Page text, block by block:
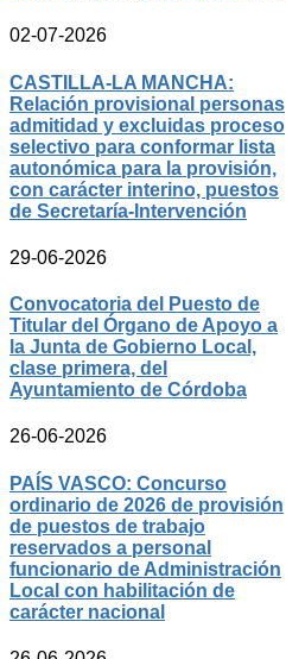
02-07-2026
CASTILLA-LA MANCHA:
Relación provisional personas
admitidad y excluidas proceso
selectivo para conformar lista
autonómica para la provisión,
con carácter interino, puestos
de Secretaría-Intervención
29-06-2026
Convocatoria del Puesto de
Titular del Órgano de Apoyo a
la Junta de Gobierno Local,
clase primera, del
Ayuntamiento de Córdoba
26-06-2026
PAÍS VASCO: Concurso
ordinario de 2026 de provisión
de puestos de trabajo
reservados a personal
funcionario de Administración
Local con habilitación de
carácter nacional